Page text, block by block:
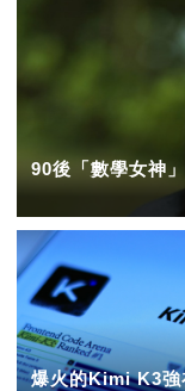
90後「數學女神
爆火的Kimi K3強